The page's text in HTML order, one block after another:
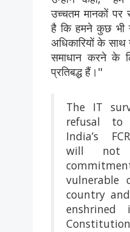
उच्चतम मानकों
है कि हमने कुछ भी
अधिकारियों के
समाधान करने के
प्रतिबद्ध हैं।"
The IT
refusal to
India’s
will not
vulnerable
country